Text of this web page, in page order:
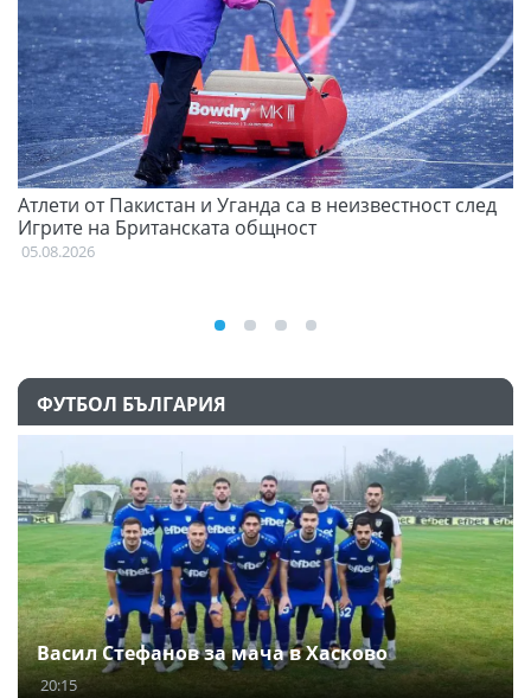
Атлети от Пакистан и Уганда са в неизвестност след
Игрите на Британската общност
05.08.2026
ФУТБОЛ БЪЛГАРИЯ
Васил Стефанов за мача в Хасково
20:15